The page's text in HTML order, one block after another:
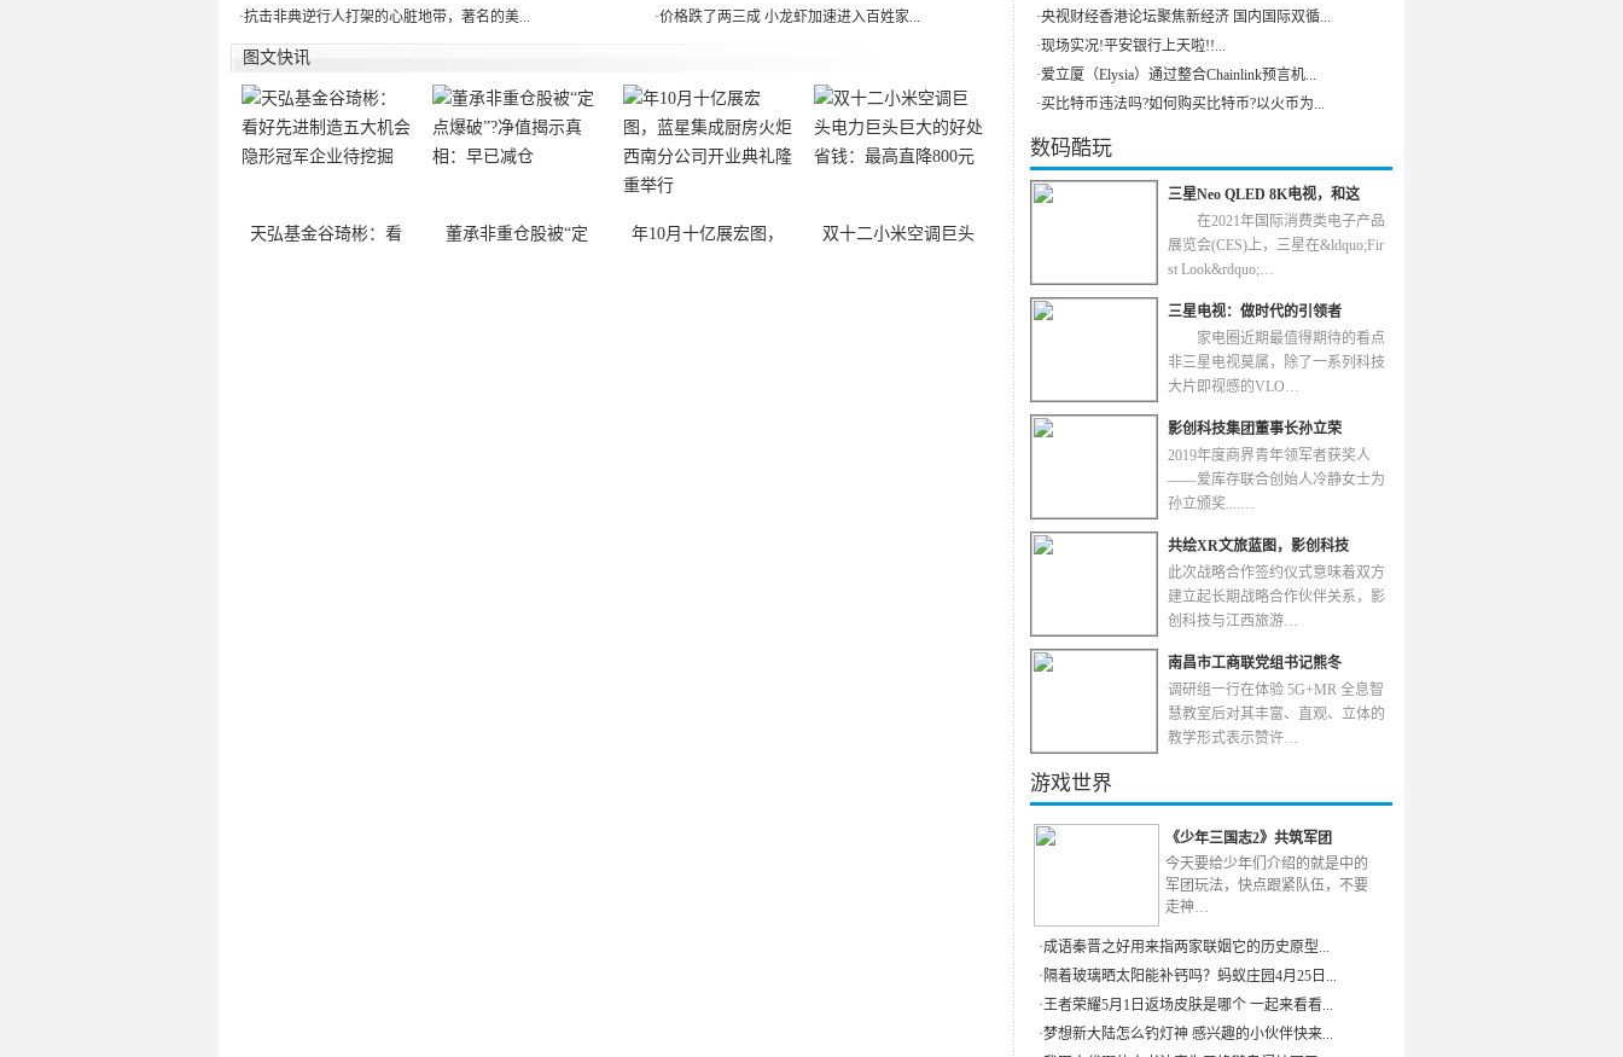
·抗击非典逆行人打架的心脏地带，著名的美...
·价格跌了两三成 小龙虾加速进入百姓家...
图文快讯
天弘基金谷琦彬：看 董承非重仓股被“定 年10月十亿展宏图， 双十二小米空调巨头
·央视财经香港论坛聚焦新经济 国内国际双循...
·现场实况!平安银行上天啦!!...
·爱立厦（Elysia）通过整合Chainlink预言机...
·买比特币违法吗?如何购买比特币?以火币为...
数码酷玩
三星Neo QLED 8K电视，和这
在2021年国际消费类电子产品
展览会(CES)上，三星在&ldquo;Fir
st Look&rdquo;…
三星电视：做时代的引领者
家电圈近期最值得期待的看点
非三星电视莫属，除了一系列科技
大片即视感的VLO…
影创科技集团董事长孙立荣
2019年度商界青年领军者获奖人
——爱库存联合创始人冷静女士为
孙立颁奖....…
共绘XR文旅蓝图，影创科技
此次战略合作签约仪式意味着双方
建立起长期战略合作伙伴关系，影
创科技与江西旅游…
南昌市工商联党组书记熊冬
调研组一行在体验 5G+MR 全息智
慧教室后对其丰富、直观、立体的
教学形式表示赞许…
游戏世界
《少年三国志2》共筑军团
今天要给少年们介绍的就是中的
军团玩法，快点跟紧队伍，不要
走神…
·成语秦晋之好用来指两家联姻它的历史原型...
· 隔着玻璃晒太阳能补钙吗？蚂蚁庄园4月25日...
·王者荣耀5月1日返场皮肤是哪个 一起来看看...
·梦想新大陆怎么钓灯神 感兴趣的小伙伴快来...